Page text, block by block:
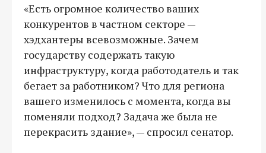
«Есть огромное количество ваших
конкурентов в частном секторе —
хэдхантеры всевозможные. Зачем
государству содержать такую
инфраструктуру, когда работодатель и так
бегает за работником? Что для региона
вашего изменилось с момента, когда вы
поменяли подход? Задача же была не
перекрасить здание», — спросил сенатор.